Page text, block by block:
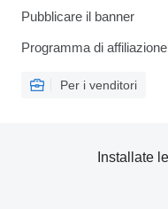
Pubblicare il banner
Programma di affiliazione
Per i venditori
Installate